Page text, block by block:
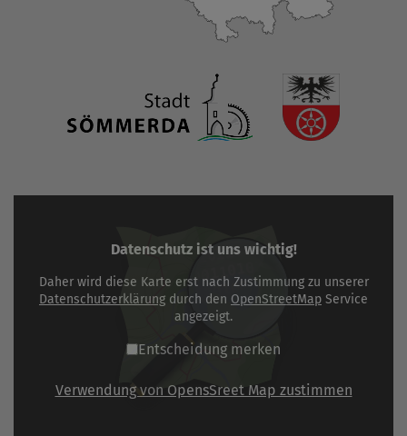
Datenschutz ist uns wichtig!
Daher wird diese Karte erst nach Zustimmung zu unserer
Datenschutzerklärung durch den OpenStreetMap Service
angezeigt.
Entscheidung merken
Verwendung von OpensSreet Map zustimmen